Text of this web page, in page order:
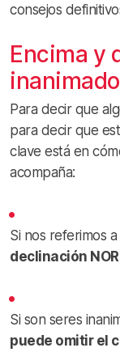
consejos
Encima y
Para decir que
para decir que
clave está en
acompaña:
Si nos referimos
declinación
Si son seres
puede omitir el